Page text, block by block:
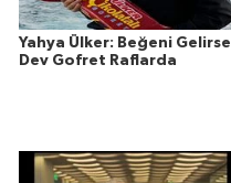
Yahya Ülker: Beğeni Gelirse
Dev Gofret Raflarda